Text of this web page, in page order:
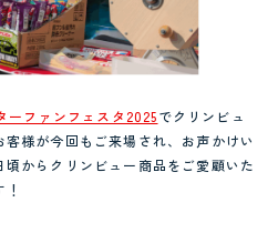
ーファンフェスタ2025でクリンビュ
様が今回もご来場され、お声かけい
からクリンビュー商品をご愛顧いた